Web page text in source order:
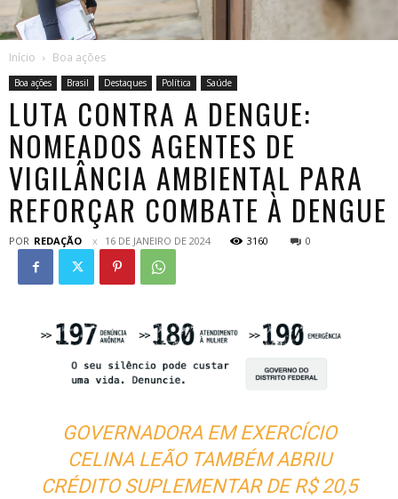
Início Boa ações
Boa ações Brasil Destaques Política Saúde
LUTA CONTRA A DENGUE:
NOMEADOS AGENTES DE
VIGILÂNCIA AMBIENTAL PARA
REFORÇAR COMBATE À DENGUE
POR REDAÇÃO 16 DE JANEIRO DE 2024 3160 0
GOVERNADORA EM EXERCÍCIO
CELINA LEÃO TAMBÉM ABRIU
CRÉDITO SUPLEMENTAR DE R$ 20,5